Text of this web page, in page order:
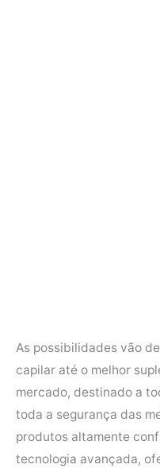
As possibilidades vão
capilar até o melhor
mercado, destinado a
toda a segurança das
produtos altamente
tecnologia avançada,